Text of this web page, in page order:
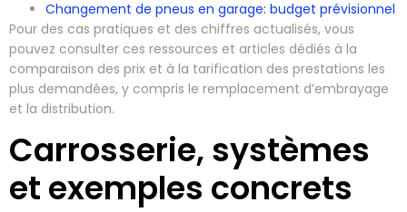
Changement de pneus en garage: budget prévisionnel
Pour des cas pratiques et des chiffres actualisés, vous
pouvez consulter ces ressources et articles dédiés à la
comparaison des prix et à la tarification des prestations les
plus demandées, y compris le remplacement d’embrayage
et la distribution.
Carrosserie, systèmes
et exemples concrets